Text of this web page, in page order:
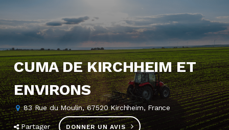
CUMA DE KIRCHHEIM ET
ENVIRONS
83 Rue du Moulin, 67520 Kirchheim, France
Partager DONNER UN AVIS